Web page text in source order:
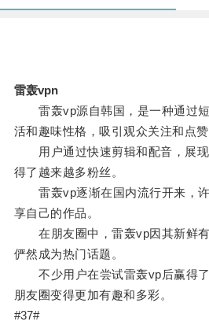
雷轰vpn
雷轰vp源自韩国，是一种通过短
活和趣味性格，吸引观众关注和点赞
用户通过快速剪辑和配音，展现
得了越来越多粉丝。
雷轰vp逐渐在国内流行开来，许
享自己的作品。
在朋友圈中，雷轰vp因其新鲜有
俨然成为热门话题。
不少用户在尝试雷轰vp后赢得了
朋友圈变得更加有趣和多彩。
#37#